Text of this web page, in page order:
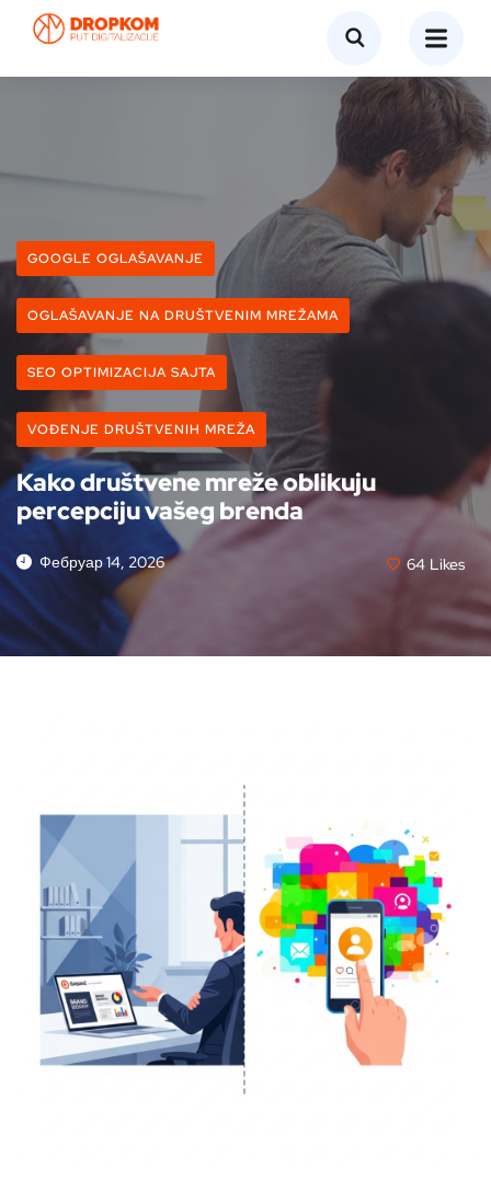
GOOGLE OGLAŠAVANJE
OGLAŠAVANJE NA DRUŠTVENIM MREŽAMA
SEO OPTIMIZACIJA SAJTA
VOĐENJE DRUŠTVENIH MREŽA
Kako društvene mreže oblikuju
percepciju vašeg brenda
Фебруар 14, 2026 64 Likes